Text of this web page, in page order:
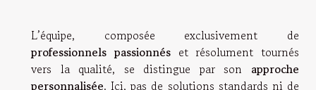
L’équipe, composée exclusivement de
professionnels passionnéset résolument tournés
vers la qualité, se distingue par son approche
personnalisée. Ici, pas de solutions standards ni de